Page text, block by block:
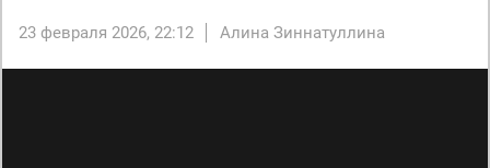
23 февраля 2026, 22:12 Алина Зиннатуллина